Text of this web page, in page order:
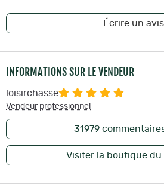
Écrire un avis
INFORMATIONS SUR LE VENDEUR
loisirchasse
Vendeur professionnel
31979
Visiter la boutique du